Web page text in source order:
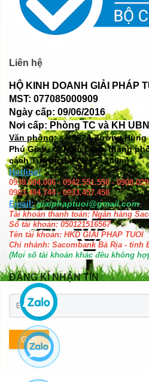
Liên hệ
HỘ KINH DOANH GIẢI PHÁP
MST: 077085000909
Ngày cấp: 09/06/2016
Nơi cấp: Phòng TC và KH
Văn phòng: số382A đường Hùng
Phú Giao, xã Ngãi Giao, thành
cách Tượng đài Liệt Sĩ 100m)
Hotline:
0938.004.006 - 0942.551.558 -
0903.484.744 - 0933.457.458
Email: giaiphaptuoi@gmail.com
Tài khoản thanh toán: Ngân hàng
Số tài khoản: 050121516567
Tên tài khoản: HKD GIAI PHAP TUOI
Chi nhánh: Sacombank Bà Rịa - tỉnh
(Mọi số tài khoản khác đều không
ĐĂNG KÍ NHẬN TIN
GỬI